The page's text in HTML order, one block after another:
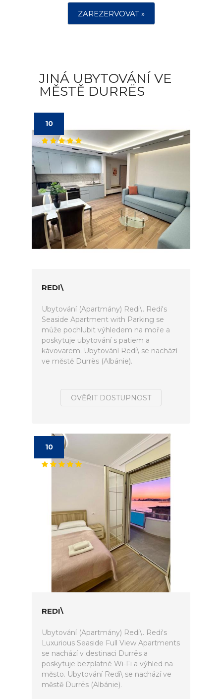
ZAREZERVOVAT »
JINÁ UBYTOVÁNÍ VE
MĚSTĚ DURRËS
10
REDI\
Ubytování (Apartmány) Redi\. Redi's
Seaside Apartment with Parking se
může pochlubit výhledem na moře a
poskytuje ubytování s patiem a
kávovarem. Ubytování Redi\ se nachází
ve městě Durrës (Albánie).
OVĚŘIT DOSTUPNOST
10
REDI\
Ubytování (Apartmány) Redi\. Redi's
Luxurious Seaside Full View Apartments
se nachází v destinaci Durrës a
poskytuje bezplatné Wi-Fi a výhled na
město. Ubytování Redi\ se nachází ve
městě Durrës (Albánie).